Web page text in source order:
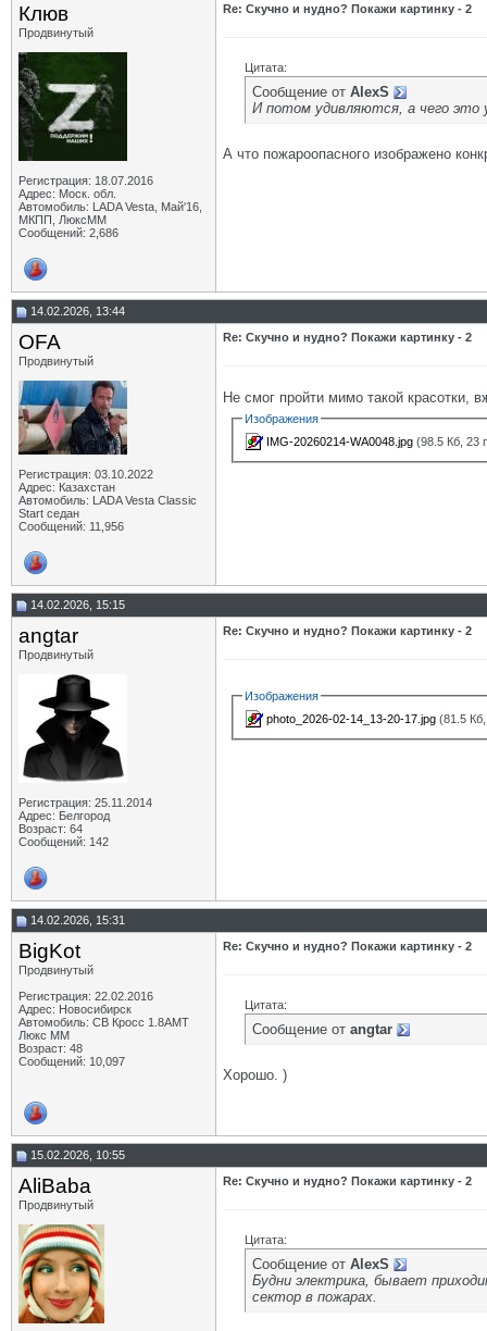
Клюв
Продвинутый
Регистрация: 18.07.2016
Адрес: Моск. обл.
Автомобиль: LADA Vesta, Май'16,
МКПП, ЛюксММ
Сообщений: 2,686
Re: Скучно и нудно? Покажи картинку - 2
Цитата:
Сообщение от AlexS
И потом удивляются, а чего это
А что пожароопасного изображено
14.02.2026, 13:44
OFA
Продвинутый
Регистрация: 03.10.2022
Адрес: Казахстан
Автомобиль: LADA Vesta Classic
Start седан
Сообщений: 11,956
Re: Скучно и нудно? Покажи картинку - 2
Не смог пройти мимо такой красотки,
Изображения
IMG-20260214-WA0048.jpg (98.5 Кб, 23
14.02.2026, 15:15
angtar
Продвинутый
Регистрация: 25.11.2014
Адрес: Белгород
Возраст: 64
Сообщений: 142
Re: Скучно и нудно? Покажи картинку - 2
Изображения
photo_2026-02-14_13-20-17.jpg (81.5
14.02.2026, 15:31
BigKot
Продвинутый
Регистрация: 22.02.2016
Адрес: Новосибирск
Автомобиль: СВ Кросс 1.8АМТ
Люкс ММ
Возраст: 48
Сообщений: 10,097
Re: Скучно и нудно? Покажи картинку - 2
Цитата:
Сообщение от angtar
Хорошо. )
15.02.2026, 10:55
AliBaba
Продвинутый
Re: Скучно и нудно? Покажи картинку - 2
Цитата:
Сообщение от AlexS
Будни электрика, бывает
сектор в пожарах.